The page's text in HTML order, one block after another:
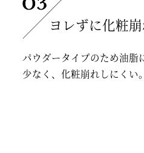
ヨレずに化粧
パウダータイプのため油脂
少なく、化粧崩れしにくい。